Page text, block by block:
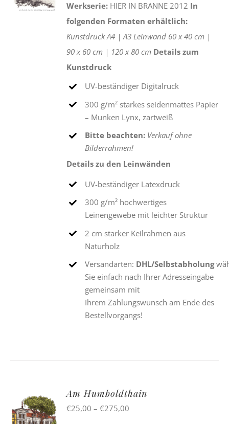
Werkserie: HIER IN BRANNE 2012 In
folgenden Formaten erhältlich:
KunstdruckA4 |A3Leinwand 60 x 40 cm |
90 x 60 cm | 120 x 80 cm Details zum
Kunstdruck
UV-beständiger Digitalruck
300 g/m² starkes seidenmattes Papier
– Munken Lynx, zartweiß
Bitte beachten: Verkauf ohne
Bilderrahmen!
Details zu den Leinwänden
UV-beständiger Latexdruck
300 g/m² hochwertiges
Leinengewebe mit leichter Struktur
2 cm starker Keilrahmen aus
Naturholz
Versandarten: DHL/Selbstabholung
Sie einfach nach Ihrer Adresseingabe
gemeinsam mit
Ihrem Zahlungswunsch am Ende des
Bestellvorgangs!
AUSFÜHRUNG
WÄHLEN
Am Humboldthain
€25,00 –€275,00